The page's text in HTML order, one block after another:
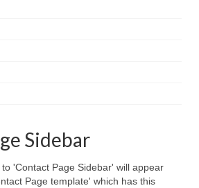
Sidebar
'Contact Page Sidebar' will appear
Page template' which has this